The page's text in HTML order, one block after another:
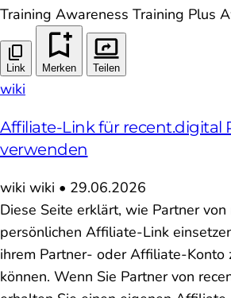
Training Awareness Training Plus
Link Merken Teilen
wiki
Affiliate-Link für recent.digital
verwenden
wiki wiki • 29.06.2026
Diese Seite erklärt, wie Partner
persönlichen Affiliate-Link
ihrem Partner- oder Affiliate-Konto
können. Wenn Sie Partner von